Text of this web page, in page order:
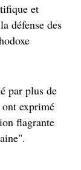
et
défense des
par plus de
ont exprimé
flagrante